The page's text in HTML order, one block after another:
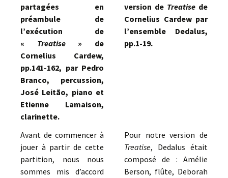
partagées en
préambule de
l’exécution de
« Treatise» de
Cornelius Cardew,
pp.141-162, par Pedro
Branco, percussion,
José Leitão, piano et
Etienne Lamaison,
clarinette.
version de Treatise de
Cornelius Cardew par
l’ensemble Dedalus,
pp.1-19.
Avant de commencer à
jouer à partir de cette
partition, nous nous
sommes mis d’accord
Pour notre version de
Treatise, Dedalus était
composé de : Amélie
Berson, flûte, Deborah